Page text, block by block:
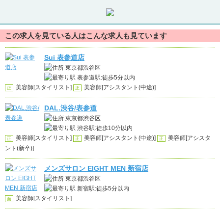
この求人を見ている人はこんな求人も見ています
Sui 表参道店
東京都渋谷区
表参道駅:徒歩5分以内
正 美容師[スタイリスト] 正 美容師[アシスタント(中途)]
DAL.渋谷/表参道
東京都渋谷区
渋谷駅:徒歩10分以内
正 美容師[スタイリスト] 正 美容師[アシスタント(中途)] 正
美容師[アシスタ
ント(新卒)]
メンズサロン EIGHT MEN 新宿店
東京都渋谷区
新宿駅:徒歩5分以内
面 美容師[スタイリスト]